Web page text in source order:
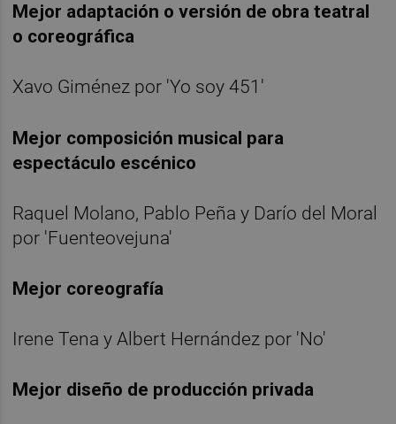
Mejor adaptación o versión de obra teatral
o coreográfica
Xavo Giménez por 'Yo soy 451'
Mejor composición musical para
espectáculo escénico
Raquel Molano, Pablo Peña y Darío del Moral
por 'Fuenteovejuna'
Mejor coreografía
Irene Tena y Albert Hernández por 'No'
Mejor diseño de producción privada